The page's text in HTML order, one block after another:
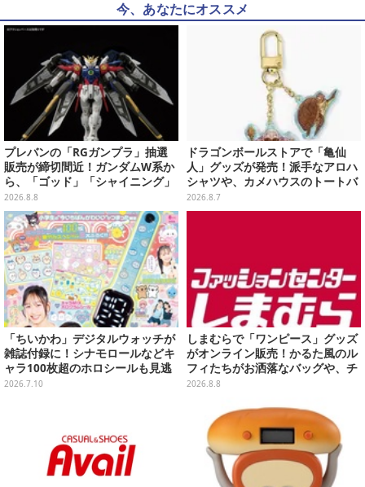
今、あなたにオススメ
プレバンの「RGガンプラ」抽選
販売が締切間近！ガンダムW系か
ら、「ゴッド」「シャイニング」
まで9商品
2026.8.8
ドラゴンボールストアで「亀仙
人」グッズが発売！派手なアロハ
シャツや、カメハウスのトートバ
ッグなど夏らしいアイテムがズラ
リ
2026.8.7
「ちいかわ」デジタルウォッチが
雑誌付録に！シナモロールなどキ
ャラ100枚超のホロシールも見逃
せない「キラピチ8月号」が7月15
2026.7.10
しまむらで「ワンピース」グッズ
がオンライン販売！かるた風のル
フィたちがお洒落なバッグや、チ
ョッパーが可愛いサンダルも
2026.8.8